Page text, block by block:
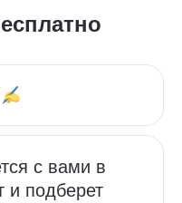
с вами в
и подберет